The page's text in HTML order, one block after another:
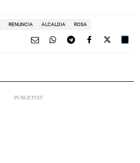
RENUNCIA ALCALDIA ROSA